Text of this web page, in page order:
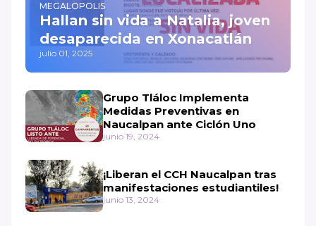
MEGALOPOLIS
Hallan sin vida a Natalia, joven
desaparecida en Xonacatlán
julio 01, 2025
Grupo Tláloc Implementa
Medidas Preventivas en
Naucalpan ante Ciclón Uno
junio 19, 2024
¡Liberan el CCH Naucalpan tras
manifestaciones estudiantiles!
junio 13, 2024